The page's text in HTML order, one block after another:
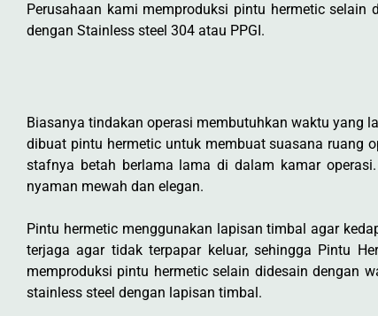
Perusahaan kami memproduksi pintu hermetic
dengan Stainless steel 304 atau PPGI.
Biasanya tindakan operasi membutuhkan waktu yang
dibuat pintu hermetic untuk membuat suasana ruang
stafnya betah berlama lama di dalam kamar
nyaman mewah dan elegan.
Pintu hermetic menggunakan lapisan timbal agar
terjaga agar tidak terpapar keluar, sehingga Pintu
memproduksi pintu hermetic selain didesain dengan
stainless steel dengan lapisan timbal.